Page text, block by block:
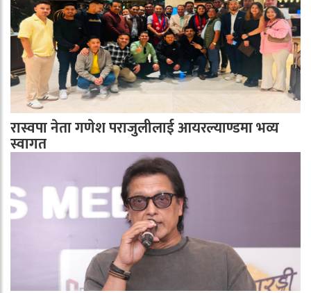
रास्वपा नेता गणेश पराजुलीलाई आयरल्याण्डमा भव्य
स्वागत